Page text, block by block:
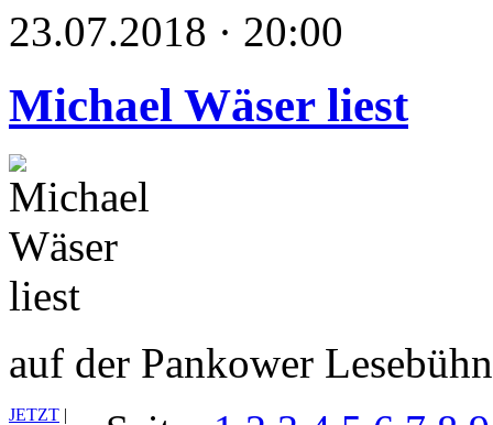
23.07.2018 · 20:00
Michael Wäser liest
auf der Pankower
JETZT |